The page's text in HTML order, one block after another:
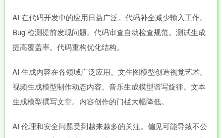
AI 在代码开发中的应用日益广泛。代码补全减少输入工作。
Bug 检测提前发现问题。代码审查自动检查规范。测试生成
提高覆盖率。代码重构优化结构。
AI 生成内容在各领域广泛应用。文生图模型创造视觉艺术。
视频生成模型制作动态内容。音乐生成模型谱写旋律。文本
生成模型撰写文章。内容创作的门槛大幅降低。
AI 伦理和安全问题受到越来越多的关注。偏见可能导致不公